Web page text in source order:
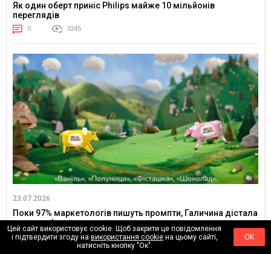
Як один оберт приніс Philips майже 10 мільйонів
переглядів
0 3245
23.07.2026
Поки 97% маркетологів пишуть промпти, Галичина дістала
голку та фетр
0 714
Цей сайт використовує cookie. Щоб закрити це повідомлення
і підтвердити згоду на використання cookieна цьому сайті,
натисніть кнопку "Ок".
ОК